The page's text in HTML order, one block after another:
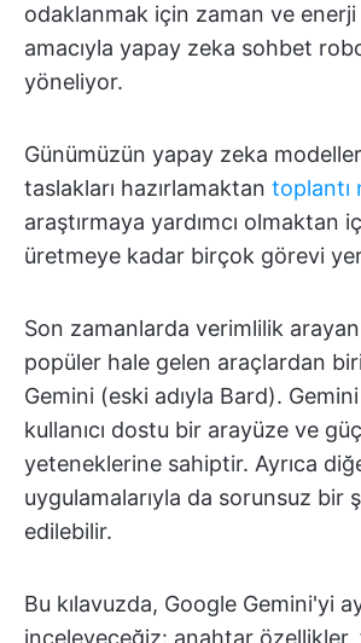
odaklanmak için zaman ve
amacıyla yapay zeka sohbet
yöneliyor.
Günümüzün yapay zeka
taslakları hazırlamaktan toplantı
araştırmaya yardımcı olmaktan
üretmeye kadar birçok görevi
Son zamanlarda verimlilik
popüler hale gelen araçlardan
Gemini (eski adıyla Bard).
kullanıcı dostu bir arayüze ve
yeteneklerine sahiptir. Ayrıca
uygulamalarıyla da sorunsuz bir
edilebilir.
Bu kılavuzda, Google Gemini'yi
inceleyeceğiz: anahtar özellikler,